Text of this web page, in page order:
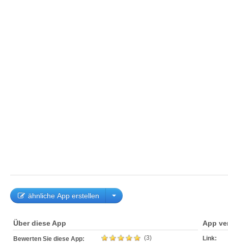
ähnliche App erstellen
Über diese App
Bewerten Sie diese App: (3)
App
Link: